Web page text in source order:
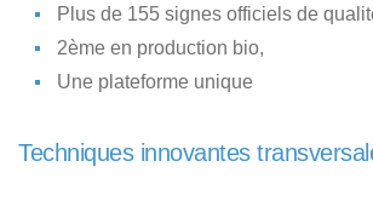
Plus de 155 signes officiels de
2ème en production bio,
Une plateforme unique
Techniques innovantes